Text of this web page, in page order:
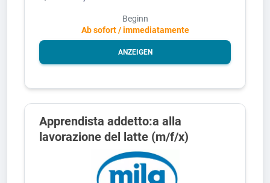
Beginn
Ab sofort / immediatamente
ANZEIGEN
Apprendista addetto:a alla
lavorazione del latte (m/f/x)